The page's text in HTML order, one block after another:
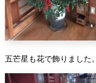
五芒星も花で飾りました。